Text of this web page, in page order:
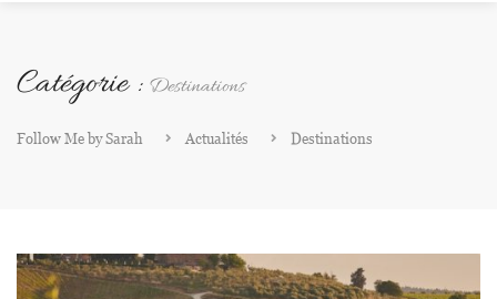
Catégorie : Destinations
Follow Me by Sarah Actualités Destinations